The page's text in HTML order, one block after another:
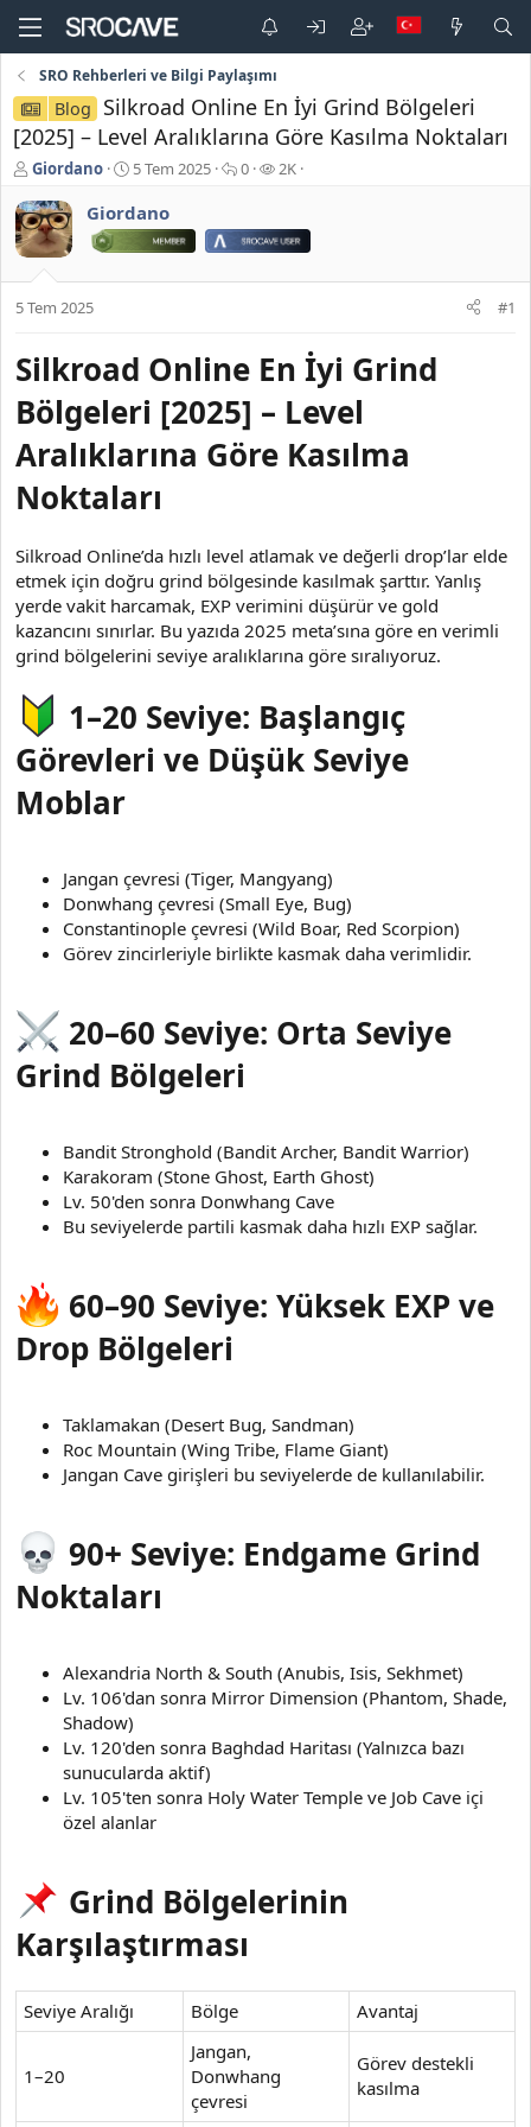
SRO Rehberleri ve Bilgi Paylaşımı
Blog
Silkroad Online En İyi Grind Bölgeleri
[2025] – Level Aralıklarına Göre Kasılma Noktaları
K
n
b
u
b
ş
l
a
t
a
n
Giordano
B
ş
l
a
t
a
r
i
h
i
5 Tem 2025
C
a
p
0
G
ü
n
m
e
2K
Giordano
5 Tem 2025 #1
Silkroad Online En İyi Grind
Bölgeleri [2025] – Level
Aralıklarına Göre Kasılma
Noktaları
Silkroad Online’da hızlı level atlamak ve değerli drop’lar elde
etmek için doğru grind bölgesinde kasılmak şarttır. Yanlış
yerde vakit harcamak, EXP verimini düşürür ve gold
kazancını sınırlar. Bu yazıda 2025 meta’sına göre en verimli
grind bölgelerini seviye aralıklarına göre sıralıyoruz.
1–20 Seviye: Başlangıç
Görevleri ve Düşük Seviye
Moblar
Jangan çevresi (Tiger, Mangyang)
Donwhang çevresi (Small Eye, Bug)
Constantinople çevresi (Wild Boar, Red Scorpion)
Görev zincirleriyle birlikte kasmak daha verimlidir.
20–60 Seviye: Orta Seviye
Grind Bölgeleri
Bandit Stronghold (Bandit Archer, Bandit Warrior)
Karakoram (Stone Ghost, Earth Ghost)
Lv. 50'den sonra Donwhang Cave
Bu seviyelerde partili kasmak daha hızlı EXP sağlar.
60–90 Seviye: Yüksek EXP ve
Drop Bölgeleri
Taklamakan (Desert Bug, Sandman)
Roc Mountain (Wing Tribe, Flame Giant)
Jangan Cave girişleri bu seviyelerde de kullanılabilir.
90+ Seviye: Endgame Grind
Noktaları
Alexandria North & South (Anubis, Isis, Sekhmet)
Lv. 106'dan sonra Mirror Dimension (Phantom, Shade,
Shadow)
Lv. 120'den sonra Baghdad Haritası (Yalnızca bazı
sunucularda aktif)
Lv. 105'ten sonra Holy Water Temple ve Job Cave içi
özel alanlar
Grind Bölgelerinin
Karşılaştırması
Seviye Aralığı Bölge Avantaj
1–20
Jangan,
Donwhang
çevresi
Görev destekli
kasılma